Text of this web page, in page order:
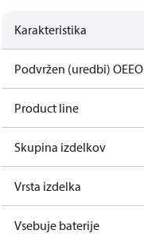
Karakteristika
Podvržen (uredbi) OEEO
Product line
Skupina izdelkov
Vrsta izdelka
Vsebuje baterije